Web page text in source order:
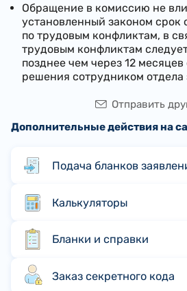
Обращение в комиссию не
установленный законом срок
по трудовым конфликтам, в
трудовым конфликтам
позднее чем через 12
решения сотрудником отдела
Отправить
Дополнительные действия на
Подача бланков
Калькуляторы
Бланки и справки
Заказ секретного кода